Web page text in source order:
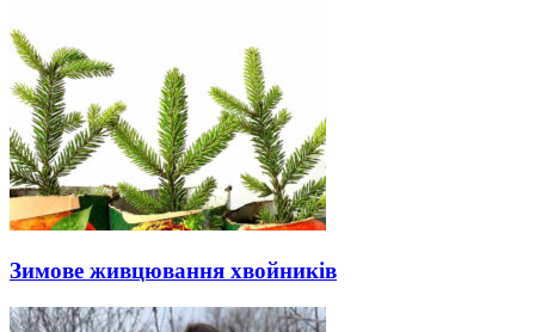
Зимове живцювання хвойників